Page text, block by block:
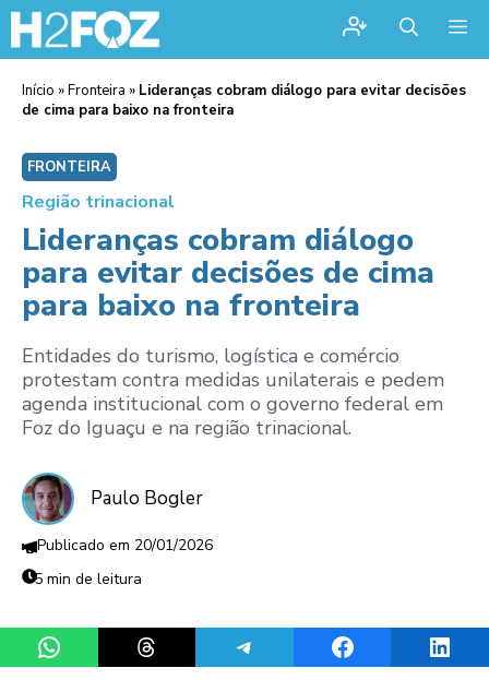
Início »Fronteira » Lideranças cobram diálogo para evitar decisões
de cima para baixo na fronteira
FRONTEIRA
Região trinacional
Lideranças cobram diálogo
para evitar decisões de cima
para baixo na fronteira
Entidades do turismo, logística e comércio
protestam contra medidas unilaterais e pedem
agenda institucional com o governo federal em
Foz do Iguaçu e na região trinacional.
Paulo Bogler
20/01/2026
5 min de leitura
Share on WhatsAppShare on ThreadsShare on TelegramShare on Facebook